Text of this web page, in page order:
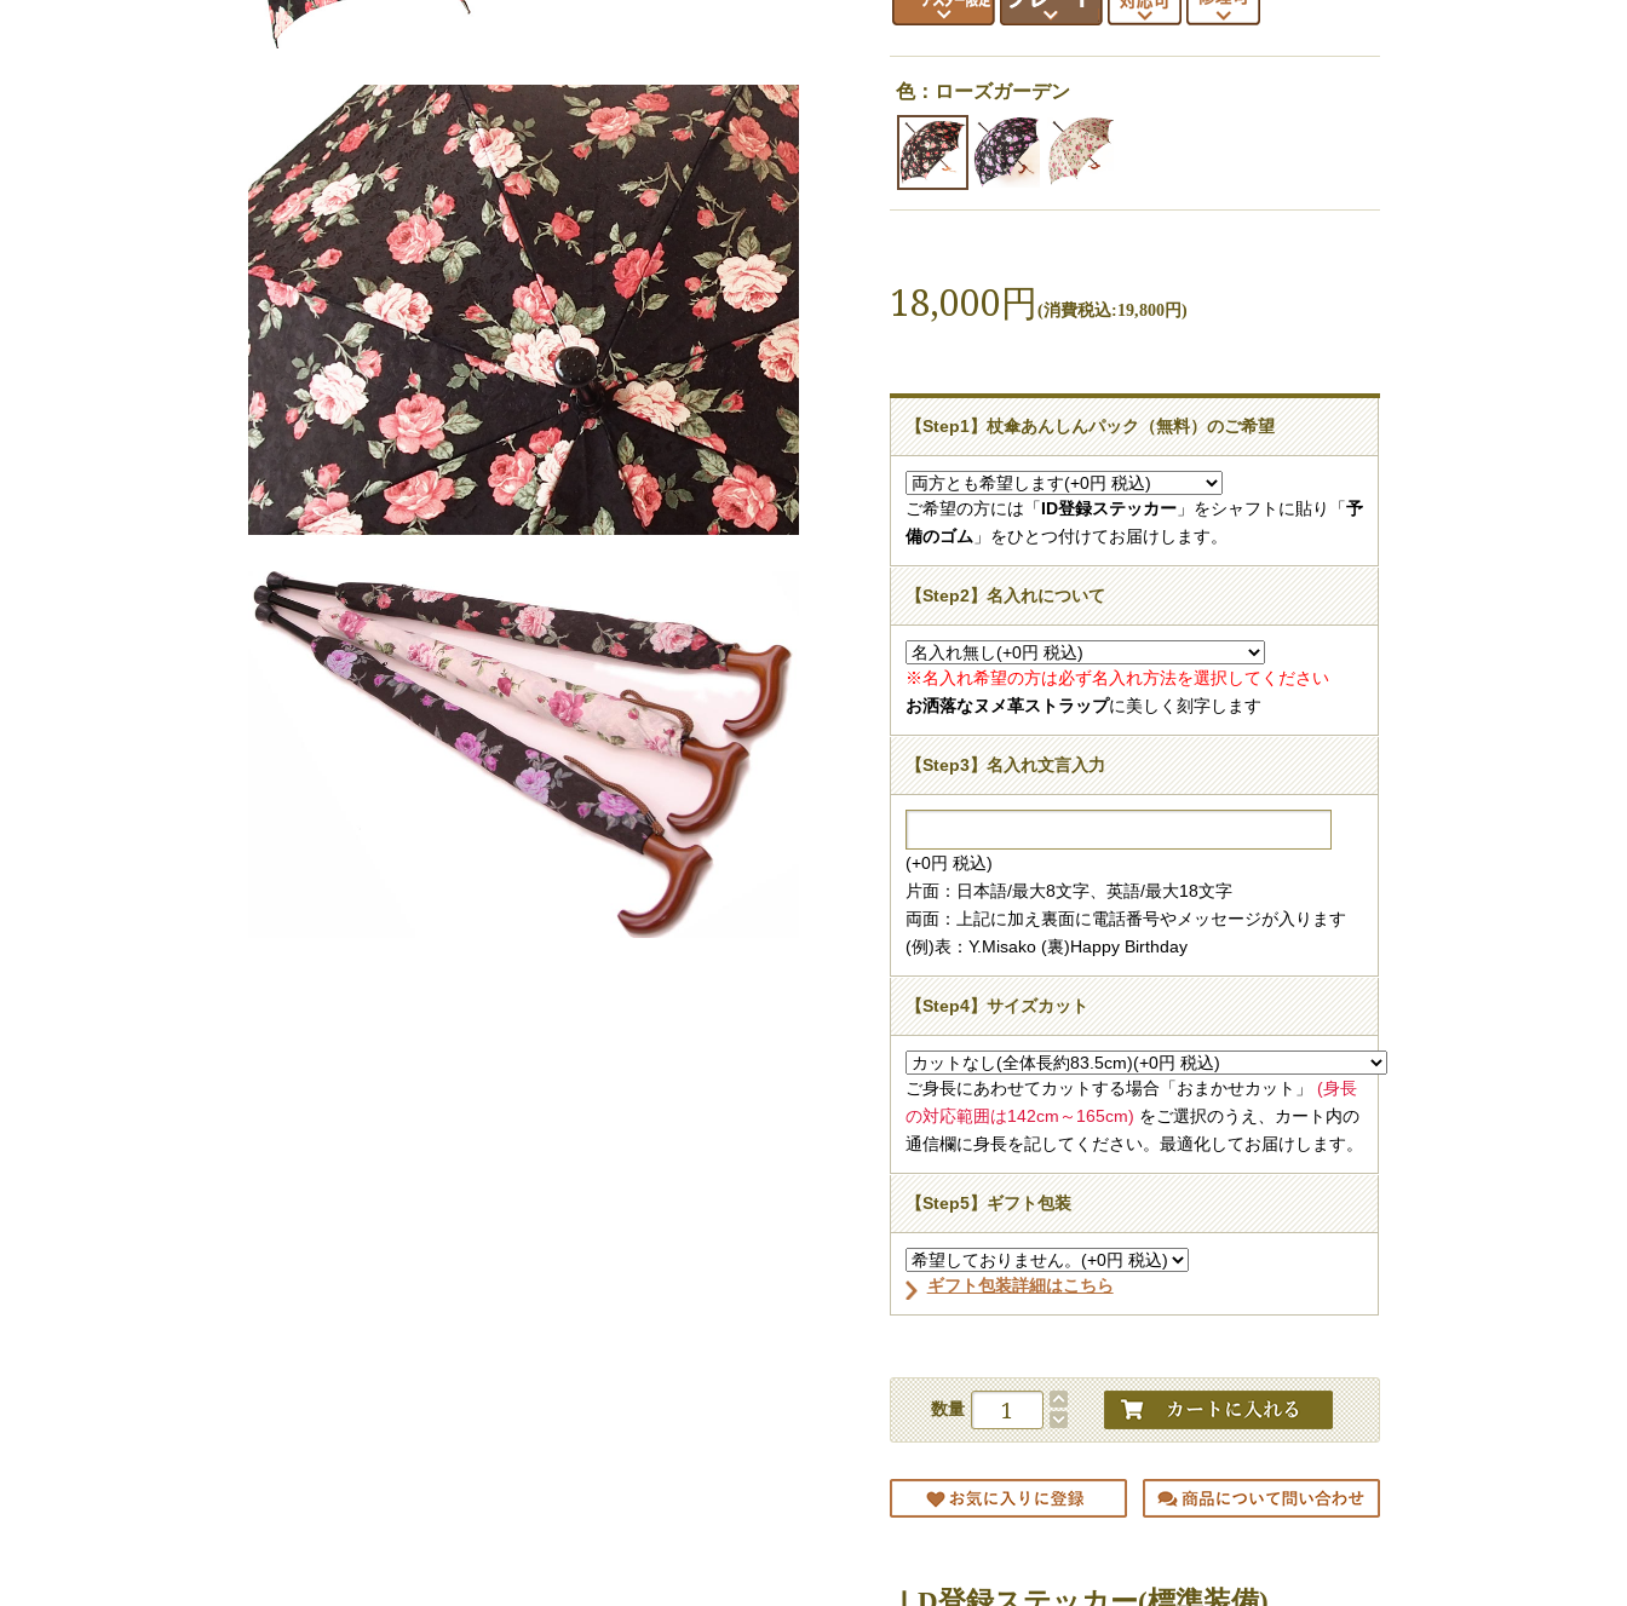
色：ローズガーデン
18,000円 (消費税込:19,800円)
【Step1】杖傘あんしんパック（無料）のご希望
ご希望の方には「ID登録ステッカー」をシャフトに貼り「予
備のゴム 」をひとつ付けてお届けします。
【Step2】名入れについて
※名入れ希望の方は必ず名入れ方法を選択してください
お洒落なヌメ革ストラップに美しく刻字します
【Step3】名入れ文言入力
(+0円 税込)
片面：日本語/最大8文字、英語/最大18文字
両面：上記に加え裏面に電話番号やメッセージが入ります
(例)表：Y.Misako (裏)Happy Birthday
【Step4】サイズカット
ご身長にあわせてカットする場合「おまかせカット」 (身長
の対応範囲は142cm～165cm) をご選択のうえ、カート内の
通信欄に身長を記してください。最適化してお届けします。
【Step5】ギフト包装
ギフト包装詳細はこちら
数量